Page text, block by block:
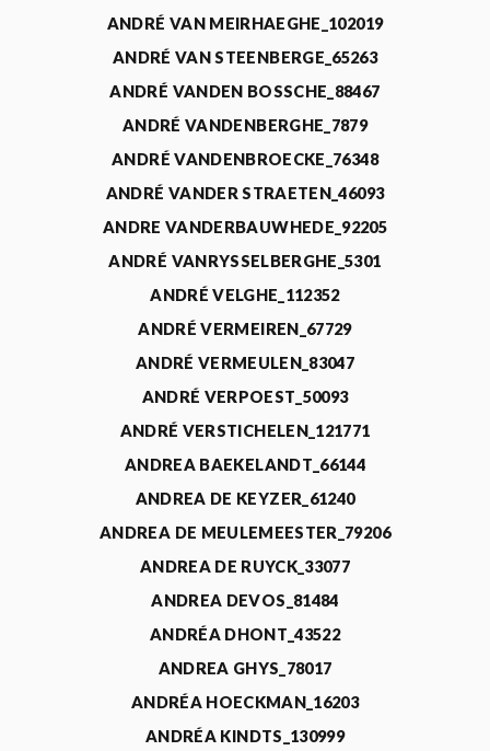
ANDRÉ VAN MEIRHAEGHE_102019
ANDRÉ VAN STEENBERGE_65263
ANDRÉ VANDEN BOSSCHE_88467
ANDRÉ VANDENBERGHE_7879
ANDRÉ VANDENBROECKE_76348
ANDRÉ VANDER STRAETEN_46093
ANDRE VANDERBAUWHEDE_92205
ANDRÉ VANRYSSELBERGHE_5301
ANDRÉ VELGHE_112352
ANDRÉ VERMEIREN_67729
ANDRÉ VERMEULEN_83047
ANDRÉ VERPOEST_50093
ANDRÉ VERSTICHELEN_121771
ANDREA BAEKELANDT_66144
ANDREA DE KEYZER_61240
ANDREA DE MEULEMEESTER_79206
ANDREA DE RUYCK_33077
ANDREA DEVOS_81484
ANDRÉA DHONT_43522
ANDREA GHYS_78017
ANDRÉA HOECKMAN_16203
ANDRÉA KINDTS_130999